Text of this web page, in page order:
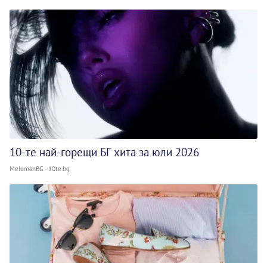
10-те най-горещи БГ хита за юли 2026
MelomanBG - 10te.bg